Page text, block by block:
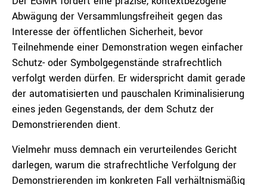
Abwägung der Versammlungsfreiheit gegen das
Interesse der öffentlichen Sicherheit, bevor
Teilnehmende einer Demonstration wegen einfacher
Schutz- oder Symbolgegenstände strafrechtlich
verfolgt werden dürfen. Er widerspricht damit gerade
der automatisierten und pauschalen Kriminalisierung
eines jeden Gegenstands, der dem Schutz der
Demonstrierenden dient.
Vielmehr muss demnach ein verurteilendes Gericht
darlegen, warum die strafrechtliche Verfolgung der
Demonstrierenden im konkreten Fall verhältnismäßig